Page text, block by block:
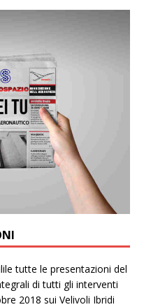
tutte le presentazioni del
di tutti gli interventi
2018 sui Velivoli Ibridi